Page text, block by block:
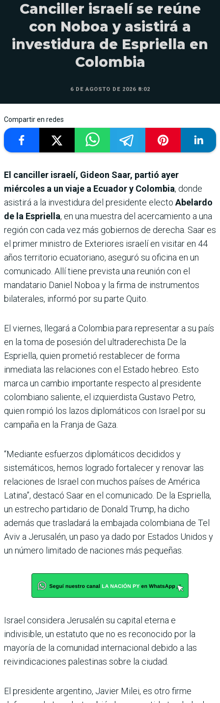
Canciller israelí se reúne
con Noboa y asistirá a
investidura de Espriella en
Colombia
6 DE AGOSTO DE 2026 8:02
Compartir en redes
El canciller israelí, Gideon Saar, partió ayer
miércoles a un viaje a Ecuador y Colombia, donde
asistirá a la investidura del presidente electo Abelardo
de la Espriella, en una muestra del acercamiento a una
región con cada vez más gobiernos de derecha. Saar es
el primer ministro de Exteriores israelí en visitar en 44
años territorio ecuatoriano, aseguró su oficina en un
comunicado. Allí tiene prevista una reunión con el
mandatario Daniel Noboa y la firma de instrumentos
bilaterales, informó por su parte Quito.
El viernes, llegará a Colombia para representar a su país
en la toma de posesión del ultraderechista De la
Espriella, quien prometió restablecer de forma
inmediata las relaciones con el Estado hebreo. Esto
marca un cambio importante respecto al presidente
colombiano saliente, el izquierdista Gustavo Petro,
quien rompió los lazos diplomáticos con Israel por su
campaña en la Franja de Gaza.
“Mediante esfuerzos diplomáticos decididos y
sistemáticos, hemos logrado fortalecer y renovar las
relaciones de Israel con muchos países de América
Latina”, destacó Saar en el comunicado. De la Espriella,
un estrecho partidario de Donald Trump, ha dicho
además que trasladará la embajada colombiana de Tel
Aviv a Jerusalén, un paso ya dado por Estados Unidos y
un número limitado de naciones más pequeñas.
Israel considera Jerusalén su capital eterna e
indivisible, un estatuto que no es reconocido por la
mayoría de la comunidad internacional debido a las
reivindicaciones palestinas sobre la ciudad.
El presidente argentino, Javier Milei, es otro firme